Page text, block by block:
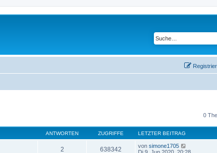
0
ANTWORTEN ZUGRIFFE LETZTER BEITRAG
2 638342 von simone1705
Di 9. Jun 2020, 20:28